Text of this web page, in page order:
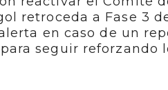
retroceda a Fase 3
en caso de un
seguir reforzando